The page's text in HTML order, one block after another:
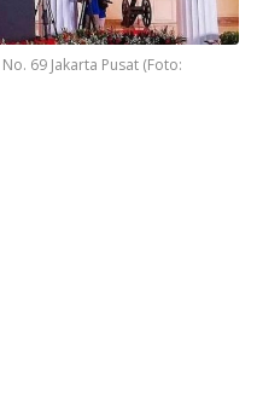
69 Jakarta Pusat (Foto: